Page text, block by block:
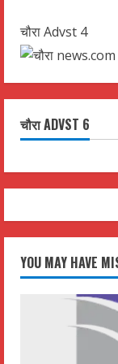
चौरा Advst 4
चौरा ADVST 6
YOU MAY HAVE